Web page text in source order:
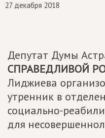
27 декабря 2018
Депутат Думы
СПРАВЕДЛИВОЙ
Лиджиева
утренник в
социально-
для